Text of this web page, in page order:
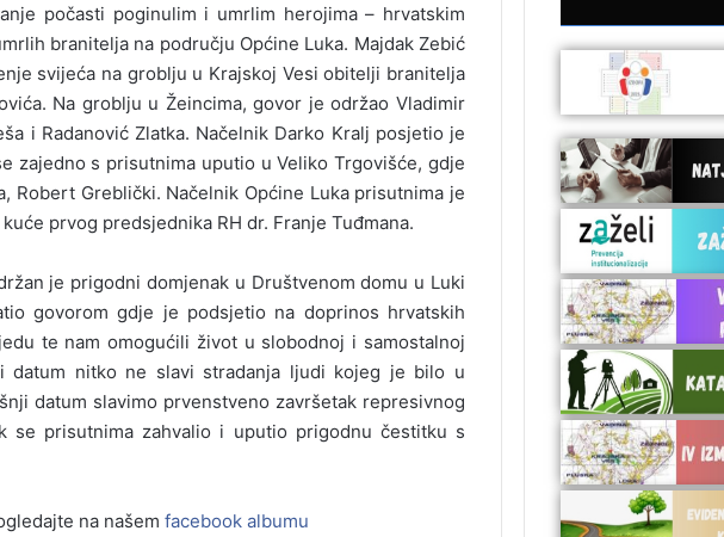
počasti poginulim i umrlim herojima – hrvatskim
branitelja na području Općine Luka. Majdak Zebić
svijeća na groblju u Krajskoj Vesi obitelji branitelja
Na groblju u Žeincima, govor je održao Vladimir
i Radanović Zlatka. Načelnik Darko Kralj posjetio je
zajedno s prisutnima uputio u Veliko Trgovišće, gdje
Robert Greblički. Načelnik Općine Luka prisutnima je
prvog predsjednika RH dr. Franje Tuđmana.
je prigodni domjenak u Društvenom domu u Luki
govorom gdje je podsjetio na doprinos hrvatskih
te nam omogućili život u slobodnoj i samostalnoj
datum nitko ne slavi stradanja ljudi kojeg je bilo u
datum slavimo prvenstveno završetak represivnog
se prisutnima zahvalio i uputio prigodnu čestitku s
na našem facebook albumu